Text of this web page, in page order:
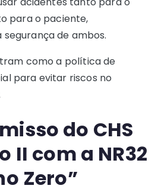
para o paciente,
de ambos.
como a política de
para evitar riscos no
do CHS
II com a NR32
Zero”